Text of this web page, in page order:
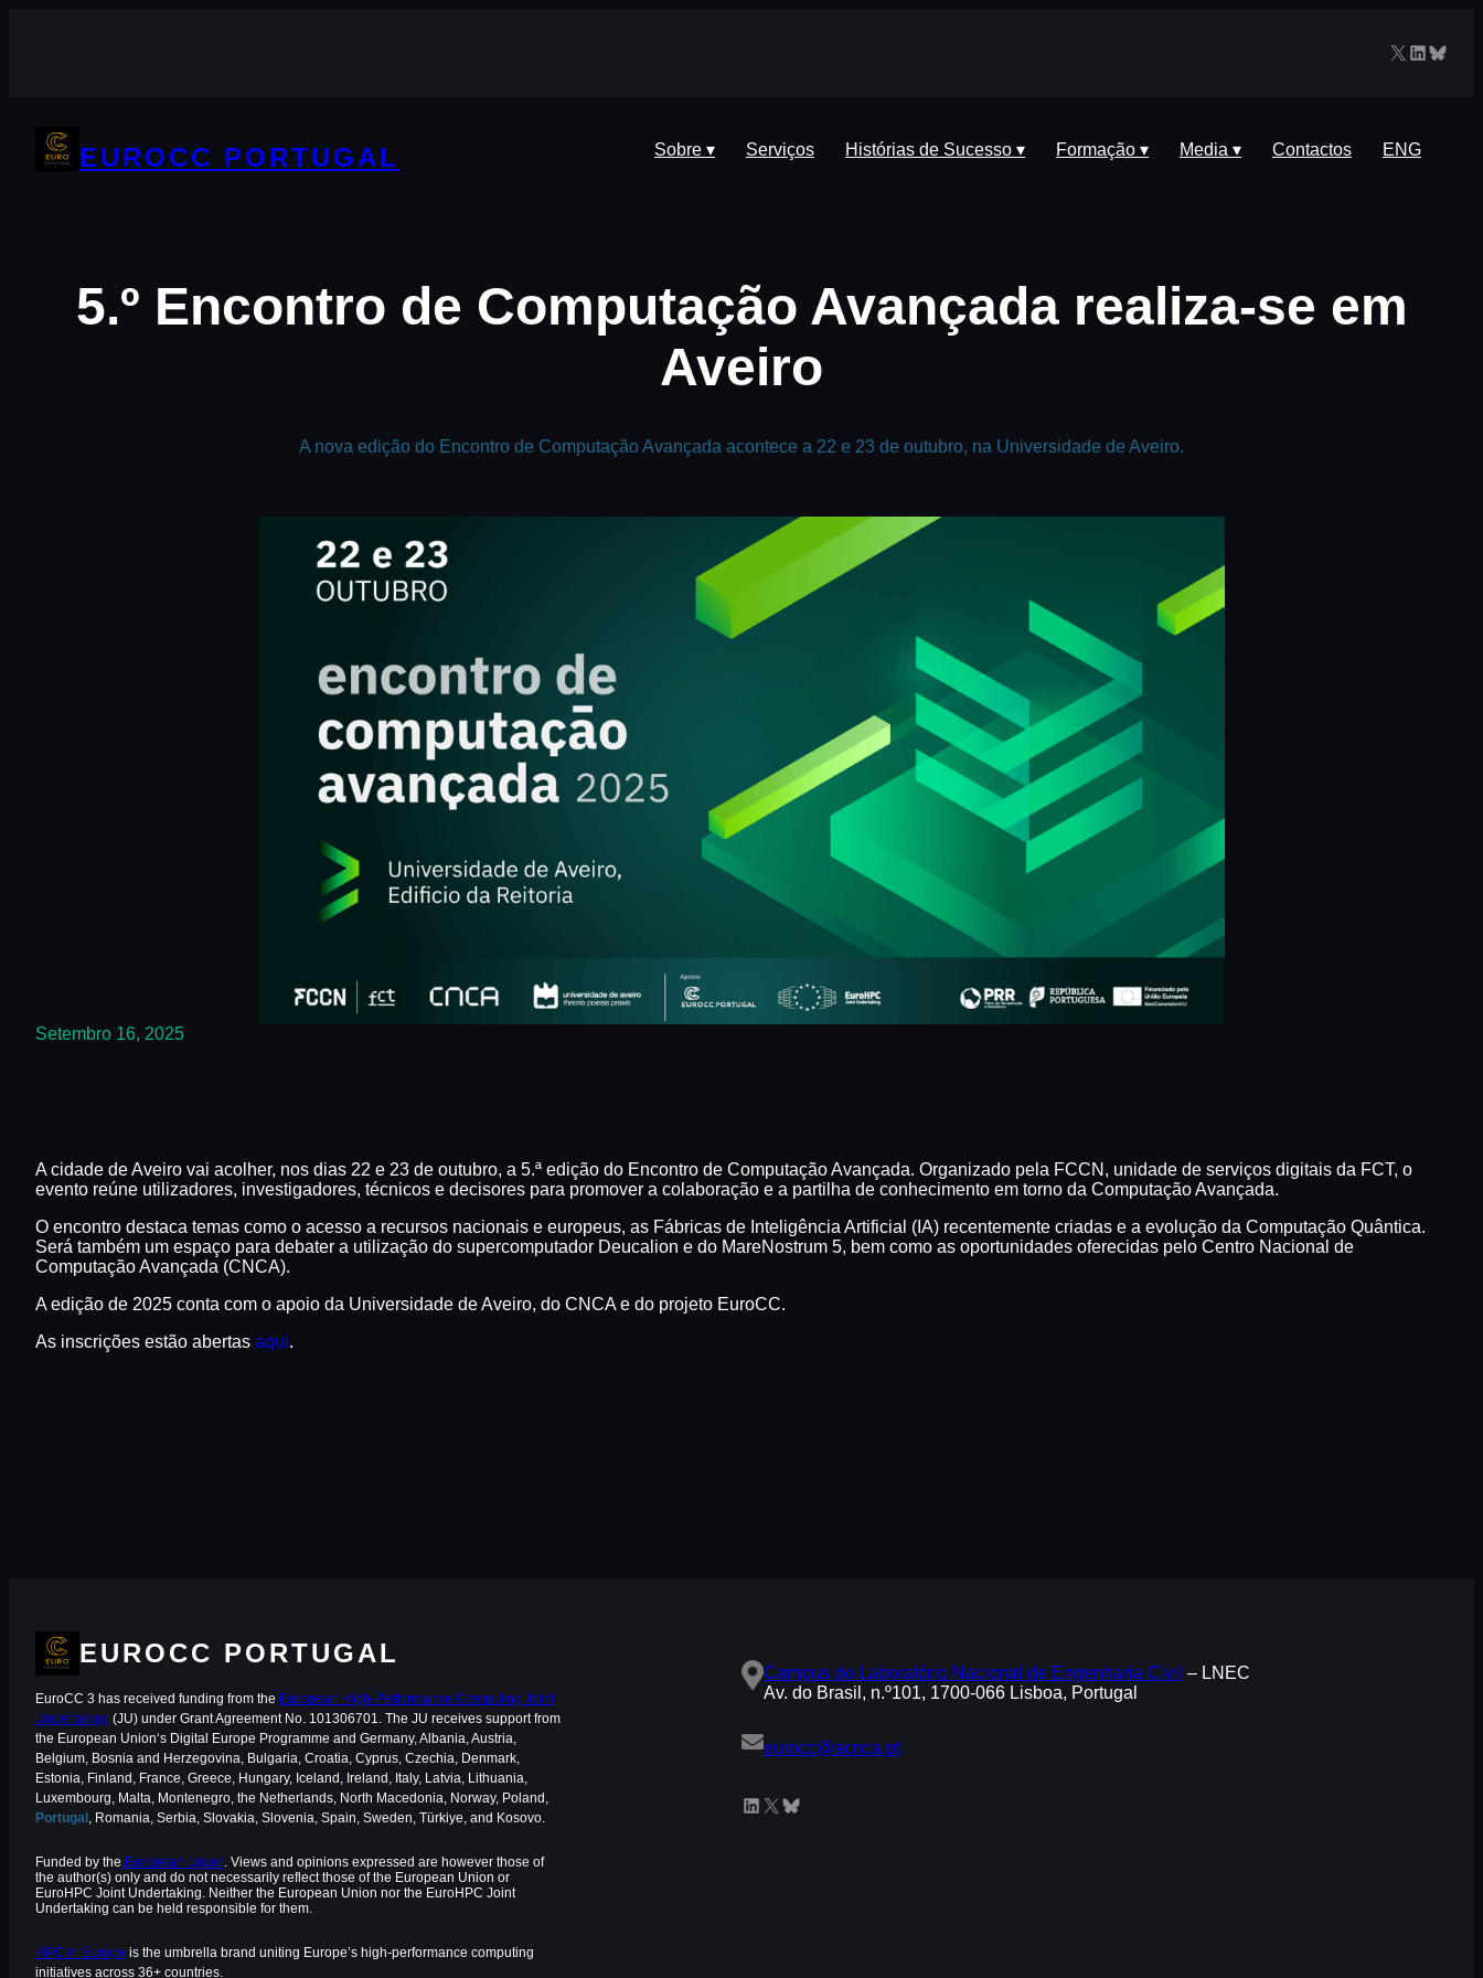
X LinkedIn
EUROCC PORTUGAL Sobre ▾ Serviços Histórias de Sucesso ▾ Formação ▾ Media ▾ Contactos ENG
5.º Encontro de Computação Avançada realiza-se em
Aveiro
A nova edição do Encontro de Computação Avançada acontece a 22 e 23 de outubro, na Universidade de Aveiro.
Setembro 16, 2025
A cidade de Aveiro vai acolher, nos dias 22 e 23 de outubro, a 5.ª edição do Encontro de Computação Avançada. Organizado pela FCCN, unidade de serviços digitais da FCT, o
evento reúne utilizadores, investigadores, técnicos e decisores para promover a colaboração e a partilha de conhecimento em torno da Computação Avançada.
O encontro destaca temas como o acesso a recursos nacionais e europeus, as Fábricas de Inteligência Artificial (IA) recentemente criadas e a evolução da Computação Quântica.
Será também um espaço para debater a utilização do supercomputador Deucalion e do MareNostrum 5, bem como as oportunidades oferecidas pelo Centro Nacional de
Computação Avançada (CNCA).
A edição de 2025 conta com o apoio da Universidade de Aveiro, do CNCA e do projeto EuroCC.
As inscrições estão abertas aqui.
EUROCC PORTUGAL
EuroCC 3 has received funding from the European High-Performance Computing Joint
Undertaking (JU) under Grant Agreement No. 101306701. The JU receives support from
the European Union‘s Digital Europe Programme and Germany, Albania, Austria,
Belgium, Bosnia and Herzegovina, Bulgaria, Croatia, Cyprus, Czechia, Denmark,
Estonia, Finland, France, Greece, Hungary, Iceland, Ireland, Italy, Latvia, Lithuania,
Luxembourg, Malta, Montenegro, the Netherlands, North Macedonia, Norway, Poland,
Portugal , Romania, Serbia, Slovakia, Slovenia, Spain, Sweden, Türkiye, and Kosovo.
Funded by the European Union. Views and opinions expressed are however those of
the author(s) only and do not necessarily reflect those of the European Union or
EuroHPC Joint Undertaking. Neither the European Union nor the EuroHPC Joint
Undertaking can be held responsible for them.
HPC in Europe is the umbrella brand uniting Europe’s high-performance computing
initiatives across 36+ countries.
Campus do Laboratório Nacional de Engenharia Civil – LNEC
Av. do Brasil, n.º101, 1700-066 Lisboa, Portugal
eurocc@acnca.pt
LinkedIn X Bluesky